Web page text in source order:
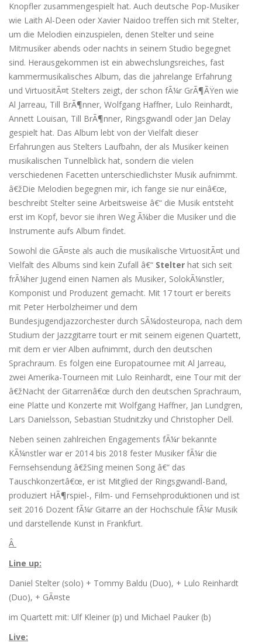
Knopfler zusammengespielt hat. Auch deutsche Pop-Musiker
wie Laith Al-Deen oder Xavier Naidoo treffen sich mit Stelter,
um die Melodien einzuspielen, denen Stelter und seine
Mitmusiker abends oder nachts in seinem Studio begegnet
sind. Herausgekommen ist ein abwechslungsreiches, fast
kammermusikalisches Album, das die jahrelange Erfahrung
und VirtuositÃ¤t Stelters zeigt, der schon fÃ¼r GrÃ¶ÃŸen wie
Al Jarreau, Till BrÃ¶nner, Wolfgang Haffner, Lulo Reinhardt,
Annett Louisan, Till BrÃ¶nner, Ringsgwandl oder Jan Delay
gespielt hat. Das Album lebt von der Vielfalt dieser
Erfahrungen aus Stelters Laufbahn, der als Musiker keinen
musikalischen Tunnelblick hat, sondern die vielen
verschiedenen Facetten unterschiedlichster Musik aufnimmt.
â€žDie Melodien begegnen mir, ich fange sie nur einâ€œ,
beschreibt Stelter seine Arbeitsweise â€“ die Musik entsteht
erst im Kopf, bevor sie ihren Weg Ã¼ber die Musiker und die
Instrumente aufs Album findet.
Sowohl die GÃ¤ste als auch die musikalische VirtuositÃ¤t und
Vielfalt des Albums sind kein Zufall â€“ Stelter hat sich seit
frÃ¼her Jugend einen Namen als Musiker, SolokÃ¼nstler,
Komponist und Produzent gemacht. Mit 17 tourt er bereits
mit Peter Herbolzheimer und dem
Bundesjugendjazzorchester durch SÃ¼dosteuropa, nach dem
Studium der Jazzgitarre tourt er mit seinem eigenen Quartett,
mit dem er vier Alben aufnimmt, durch den deutschen
Sprachraum. Es folgen eine Europatournee mit Al Jarreau,
zwei Amerika-Tourneen mit Lulo Reinhardt, eine Tour mit der
â€žNacht der Gitarrenâ€œ durch den deutschen Sprachraum,
eine Platte und Konzerte mit Wolfgang Haffner, Jan Lundgren,
Lars Danielsson, Sebastian Studnitzky und Christopher Dell.
Neben seinen zahlreichen Engagements fÃ¼r bekannte
KÃ¼nstler war er 2014 bis 2018 fester Musiker fÃ¼r die
Fernsehsendung â€žSing meinen Song â€“ das
Tauschkonzertâ€œ, er ist Mitglied der Ringsgwandl-Band,
produziert HÃ¶rspiel-, Film- und Fernsehproduktionen und ist
seit 2016 Dozent fÃ¼r Gitarre an der Hochschule fÃ¼r Musik
und darstellende Kunst in Frankfurt.
Â
Line up:
Daniel Stelter (solo) + Tommy Baldu (Duo), + Lulo Reinhardt
(Duo), + GÃ¤ste
im Quartett mit: Ulf Kleiner (p) und Michael Pauker (b)
Live: